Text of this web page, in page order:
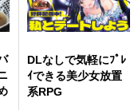
DLなしで気軽にﾌﾟﾚ
ｲできる美少女放置
系RPG